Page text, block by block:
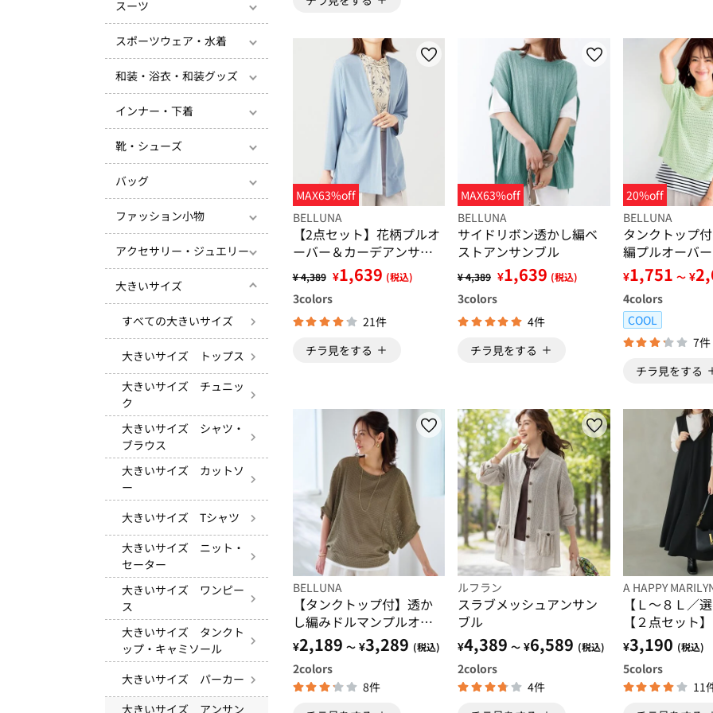
スーツ
スポーツウェア・水着
和装・浴衣・和装グッズ
インナー・下着
靴・シューズ
バッグ
ファッション小物
アクセサリー・ジュエリー
大きいサイズ
すべての大きいサイズ
大きいサイズ トップス
大きいサイズ チュニッ
ク
大きいサイズ シャツ・
ブラウス
大きいサイズ カットソ
ー
大きいサイズ Tシャツ
大きいサイズ ニット・
セーター
大きいサイズ ワンピー
ス
大きいサイズ タンクト
ップ・キャミソール
大きいサイズ パーカー
大きいサイズ アンサン
MAX63%off
BELLUNA
【2点セット】花柄プルオ
ーバー＆カーデアンサン
¥ 4,389 ¥1,639 (税込)
3colors
21件
チラ見をする
MAX63%off
BELLUNA
サイドリボン透かし編ベ
ストアンサンブル
¥ 4,389 ¥1,639 (税込)
3colors
4件
チラ見をする
20%off
BELLUNA
タンクトップ
編プルオーバ
ブル
¥1,751 ～ ¥
4colors
COOL
7件
チラ見をする
BELLUNA
【タンクトップ付】透か
し編みドルマンプルオー
バー
¥2,189 ～ ¥3,289 (税込)
2colors
8件
ルフラン
スラブメッシュアンサン
ブル
¥4,389 ～ ¥6,589 (税込)
2colors
4件
A HAPPY
【Ｌ～８Ｌ／
【２点セット
プス×マーメ
スカ
¥3,190 (税込)
5colors
11